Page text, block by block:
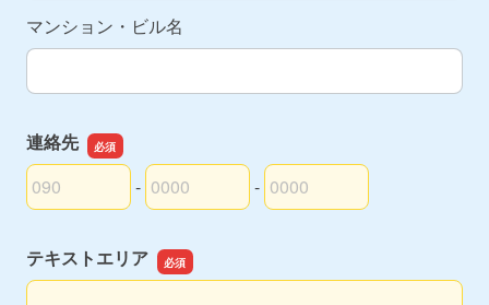
マンション・ビル名
連絡先
連絡先の市外局番
-
連絡先の市内局番 -
連絡先の加入者番号
テキストエリア
テキストエリア